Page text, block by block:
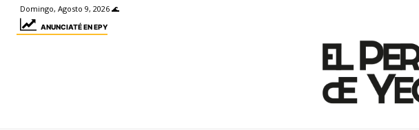
Domingo, Agosto 9, 2026 🌊
ANUNCIATÉ EN EPY